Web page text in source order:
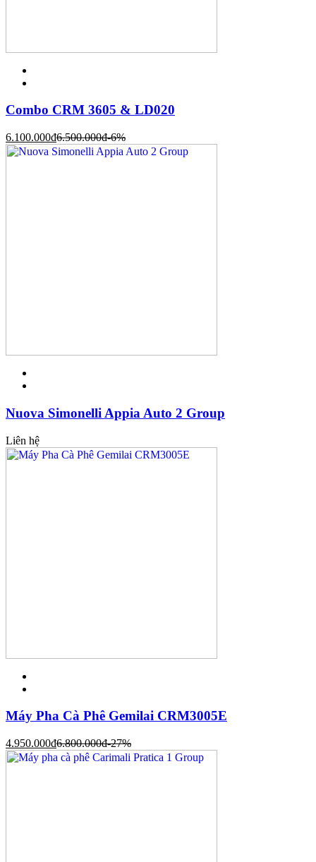
Combo CRM 3605 & LD020
6.100.000đ6.500.000đ-6%
Nuova Simonelli Appia Auto 2 Group
Liên hệ
Máy Pha Cà Phê Gemilai CRM3005E
4.950.000đ6.800.000đ-27%